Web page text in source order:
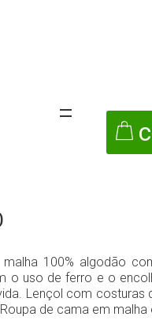
100% algodão
o uso de ferro e o
Lençol com
de cama em